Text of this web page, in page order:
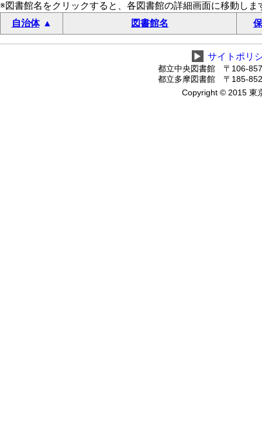
※図書館名をクリックすると、各図書館の詳細画面に移動しま
自治体
図書館名
▶ サイトポリ
都立中央図書館 〒106-
都立多摩図書館 〒185-
Copyright © 2015 東